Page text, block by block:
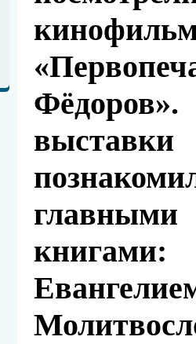
главными